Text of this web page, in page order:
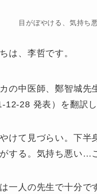
目がぼやける、気持ち
は、李哲です。
の中医師、鄭智城先
12-28 発表）を翻訳し
けて見づらい。下半
する。気持ち悪い…
一人の先生で十分で